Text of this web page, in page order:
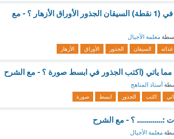
يتميز نبات الجزر بأنه يخزن غذائه في (1 نقطة) السيقان الجذور الأوراق الأزهار ؟ - مع
معلمة الأجيال
غذائه السيقان الجذور الأوراق الأزهار
مما ياتي (اكتب الجذور في ابسط صورة ؟ - مع الشرح
أستاذ المناهج
اكتب الجذور ابسط صورة
:............. ؟ - مع الشرح
معلمة الأجيال